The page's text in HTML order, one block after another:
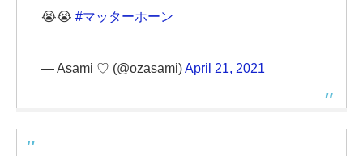
😭😭 #マッターホーン
— Asami ♡ (@ozasami)April 21, 2021